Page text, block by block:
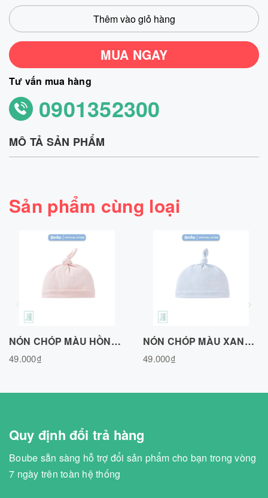
Thêm vào giỏ hàng
MUA NGAY
Tư vấn mua hàng
0901352300
MÔ TẢ SẢN PHẨM
Sản phẩm cùng loại
NÓN CHÓP MÀU HỒNG, VẢI COTTON AIR N020726PN
49.000₫
NÓN CHÓP MÀU XANH BIỂN, VẢI COTTON AIR N020726BLUE
49.000₫
Quy định đổi trả hàng
Boube sẵn sàng hỗ trợ đổi sản phẩm cho bạn trong vòng
7 ngày trên toàn hệ thống